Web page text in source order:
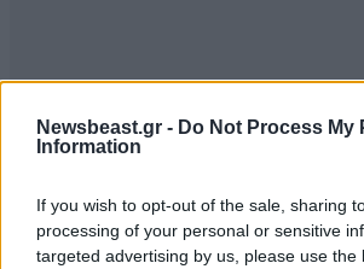
Newsbeast.gr - Do Not Process My
Information
If you wish to opt-out of the sale, sharing
processing of your personal or sensitive
targeted advertising by us, please use the